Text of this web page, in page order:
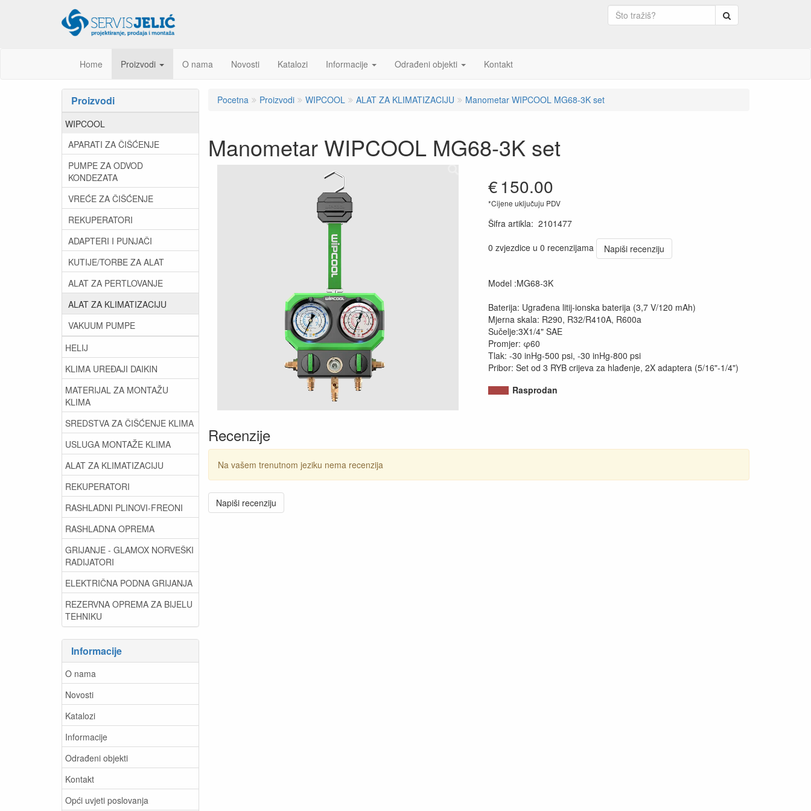
Home Proizvodi O nama Novosti Katalozi Informacije Odrađeni objekti Kontakt
Pocetna Proizvodi WIPCOOL ALAT ZA KLIMATIZACIJU Manometar WIPCOOL MG68-3K set
Manometar WIPCOOL MG68-3K set
€150.00
*Cijene uključuju PDV
Šifra artikla: 2101477
0 zvjezdice u 0 recenzijama
Napiši recenziju
Model :MG68-3K
Baterija: Ugrađena litij-ionska baterija (3,7 V/120 mAh)
Mjerna skala: R290, R32/R410A, R600a
Sučelje:3X1/4" SAE
Promjer: φ60
Tlak: -30 inHg-500 psi, -30 inHg-800 psi
Pribor: Set od 3 RYB crijeva za hlađenje, 2X adaptera (5/16"-1/4")
Rasprodan
Recenzije
Na vašem trenutnom jeziku nema recenzija
Napiši recenziju
Proizvodi
WIPCOOL
APARATI ZA ČIŠĆENJE
PUMPE ZA ODVOD
KONDEZATA
VREĆE ZA ČIŠĆENJE
REKUPERATORI
ADAPTERI I PUNJAČI
KUTIJE/TORBE ZA ALAT
ALAT ZA PERTLOVANJE
ALAT ZA KLIMATIZACIJU
VAKUUM PUMPE
HELIJ
KLIMA UREĐAJI DAIKIN
MATERIJAL ZA MONTAŽU
KLIMA
SREDSTVA ZA ČIŠĆENJE KLIMA
USLUGA MONTAŽE KLIMA
ALAT ZA KLIMATIZACIJU
REKUPERATORI
RASHLADNI PLINOVI-FREONI
RASHLADNA OPREMA
GRIJANJE - GLAMOX NORVEŠKI
RADIJATORI
ELEKTRIČNA PODNA GRIJANJA
REZERVNA OPREMA ZA BIJELU
TEHNIKU
Informacije
O nama
Novosti
Katalozi
Informacije
Odrađeni objekti
Kontakt
Opći uvjeti poslovanja